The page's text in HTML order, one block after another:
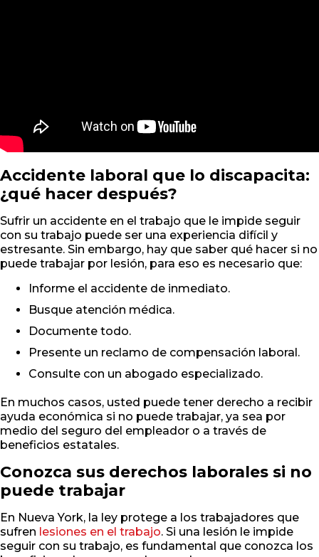
Accidente laboral que lo discapacita:
¿qué hacer después?
Sufrir un accidente en el trabajo que le impide seguir
con su trabajo puede ser una experiencia difícil y
estresante. Sin embargo, hay que saber qué hacer si no
puede trabajar por lesión, para eso es necesario que:
Informe el accidente de inmediato.
Busque atención médica.
Documente todo.
Presente un reclamo de compensación laboral.
Consulte con un abogado especializado.
En muchos casos, usted puede tener derecho a recibir
ayuda económica si no puede trabajar, ya sea por
medio del seguro del empleador o a través de
beneficios estatales.
Conozca sus derechos laborales si no
puede trabajar
En Nueva York, la ley protege a los trabajadores que
sufren lesiones en el trabajo. Si una lesión le impide
seguir con su trabajo, es fundamental que conozca los